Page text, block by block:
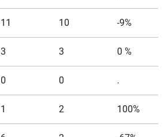
11 10 -9%
3 3 0 %
0 0 .
1 2 100%